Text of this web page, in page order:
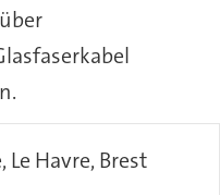
Le Havre, Brest